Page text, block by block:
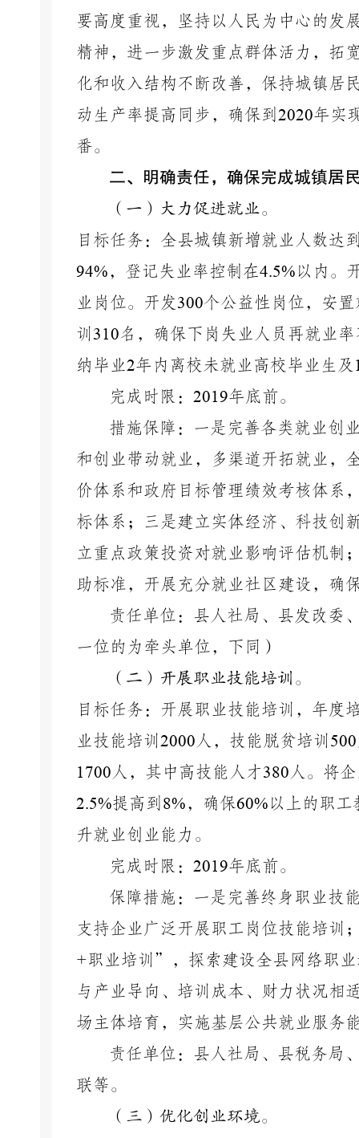
要高度重视，坚持以人民为中心的发
精神，进一步激发重点群体活力，拓
化和收入结构不断改善，保持城镇居
动生产率提高同步，确保到 2020年实
番。
二、明确责任，确保完成城镇居
（一）大力促进就业。
目标任务：全县城镇新增就业人数达
94%，登记失业率控制在4.5%以内。
业岗位。开发300个公益性岗位，安
训310名，确保下岗失业人员再就业
纳毕业2年内离校未就业高校毕业生及
完成时限： 2019年底前。
措施保障：一是完善各类就业创
和创业带动就业，多渠道开拓就业，
价体系和政府目标管理绩效考核体系
标体系；三是建立实体经济、科技创
立重点政策投资对就业影响评估机制
助标准，开展充分就业社区建设，确
责任单位：县人社局、县发改委
一位的为牵头单位，下同）
（二）开展职业技能培训。
目标任务：开展职业技能培训，年度
业技能培训2000人，技能脱贫培训500
1700人，其中高技能人才380人。将
2.5%提高到 8%，确保60%以上的职
升就业创业能力。
完成时限： 2019年底前。
保障措施：一是完善终身职业技
支持企业广泛开展职工岗位技能培训
+职业培训”，探索建设全县网络职
与产业导向、培训成本、财力状况相
场主体培育，实施基层公共就业服
责任单位：县人社局、县税务局
联等。
（三）优化创业环境。